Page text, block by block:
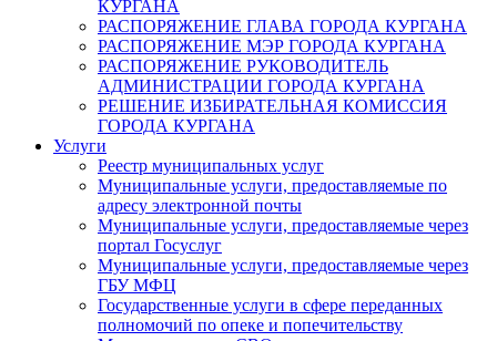
КУРГАНА
РАСПОРЯЖЕНИЕ ГЛАВА ГОРОДА КУРГАНА
РАСПОРЯЖЕНИЕ МЭР ГОРОДА КУРГАНА
РАСПОРЯЖЕНИЕ РУКОВОДИТЕЛЬ
АДМИНИСТРАЦИИ ГОРОДА КУРГАНА
РЕШЕНИЕ ИЗБИРАТЕЛЬНАЯ КОМИССИЯ
ГОРОДА КУРГАНА
Услуги
Реестр муниципальных услуг
Муниципальные услуги, предоставляемые по
адресу электронной почты
Муниципальные услуги, предоставляемые через
портал Госуслуг
Муниципальные услуги, предоставляемые через
ГБУ МФЦ
Государственные услуги в сфере переданных
полномочий по опеке и попечительству